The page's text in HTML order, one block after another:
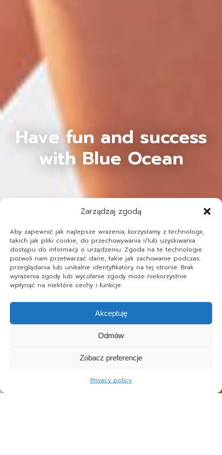
Zarządzaj zgodą
Aby zapewnić jak najlepsze wrażenia, korzystamy z technologii,
takich jak pliki cookie, do przechowywania i/lub uzyskiwania
dostępu do informacji o urządzeniu. Zgoda na te technologie
pozwoli nam przetwarzać dane, takie jak zachowanie podczas
przeglądania lub unikalne identyfikatory na tej stronie. Brak
wyrażenia zgody lub wycofanie zgody może niekorzystnie
wpłynąć na niektóre cechy i funkcje.
Akceptuję
Odmów
Zobacz preferencje
Privacy policy
Have fun and success
with Blue Ocean